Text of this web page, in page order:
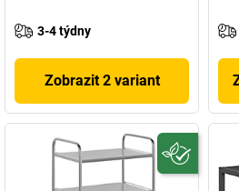
3-4 týdny
Zobrazit 2 variant